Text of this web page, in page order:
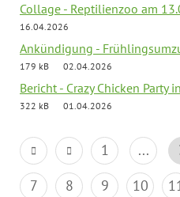
Collage - Reptilienzoo am
16.04.2026
Ankündigung -
179 kB
02.04.2026
Bericht - Crazy Chicken
322 kB
01.04.2026
1 ...
7
8 9 10